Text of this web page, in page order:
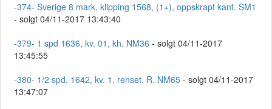
-374- Sverige 8 mark, klipping 1568, (1+), oppskrapt kant. SM1
- solgt 04/11-2017 13:43:40
-379- 1 spd 1636, kv. 01, kh. NM36 - solgt 04/11-2017
13:45:55
-380- 1/2 spd. 1642, kv. 1, renset. R. NM65 - solgt 04/11-2017
13:47:07